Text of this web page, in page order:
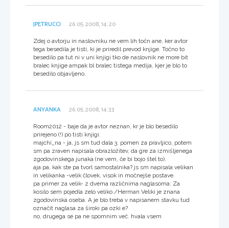
JPETRUCCI 26.05.2008, 14:20
Zdej o avtorju in naslovniku ne vem lih točn ane, ker avtor
tega besedila je tisti, ki je priredil prevod knjige. Točno to
besedilo pa tut ni v uni knjigi tko de naslovnik ne more bit
bralec knjige ampak bl bralec tistega medija, kjer je blo to
besedilo objavljeno.
ANYANKA 26.05.2008, 14:33
Room2012 - baje da je avtor neznan, kr je blo besedilo
prirejeno (!) po tisti knjigi.
majchi_na - ja, js sm tud dala 3. pomen za pravljico, potem
sm pa zraven napisala obrazložitev, da gre za izmišljenega
zgodovinskega junaka (ne vem, če bi bojo štel to).
aja pa, kak ste pa tvorl samostalnika? js sm napisala velikan
in velikanka -velik človek, visok in močnejše postave.
pa primer za velik- z dvema različnima naglasoma: Za
kosilo sem pojedla zelo veliko./Herman Veliki je znana
zgodovinska oseba. A je blo treba v napisanem stavku tud
označit naglasa za široki pa ozki e?
no, drugega se pa ne spomnim več. hvala vsem